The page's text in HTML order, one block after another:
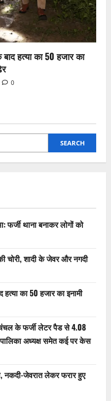
हत्या का 50 हजार का
0
SEARCH
फर्जी थाना बनाकर लोगों को
शादी के जेवर और नगदी
का 50 हजार का इनामी
चंचल के फर्जी लेटर पैड से 4.08
अध्यक्ष समेत कई पर केस
नकदी-जेवरात लेकर फरार हुए